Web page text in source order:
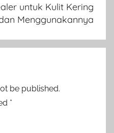
untuk Kulit Kering
Menggunakannya
be published.
*